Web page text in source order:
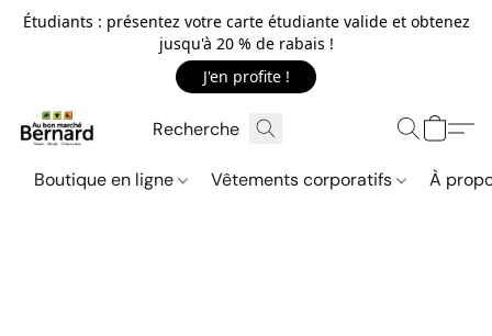
Étudiants : présentez votre carte étudiante valide et obtenez
jusqu'à 20 % de rabais !
J'en profite !
Boutique en ligne Vêtements corporatifs À